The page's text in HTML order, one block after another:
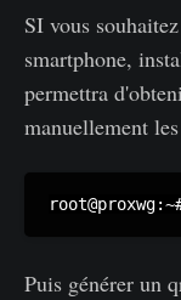
SI vous
smartphone,
permettra
manuellement
Puis générer un